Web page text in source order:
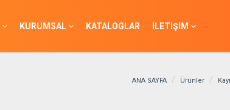
KURUMSAL KATALOGLAR İLETİŞİM
ANA SAYFA Ürünler